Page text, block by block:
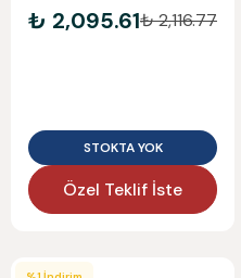
₺ 2,095.61₺ 2,116.77
STOKTA YOK
Özel Teklif İste